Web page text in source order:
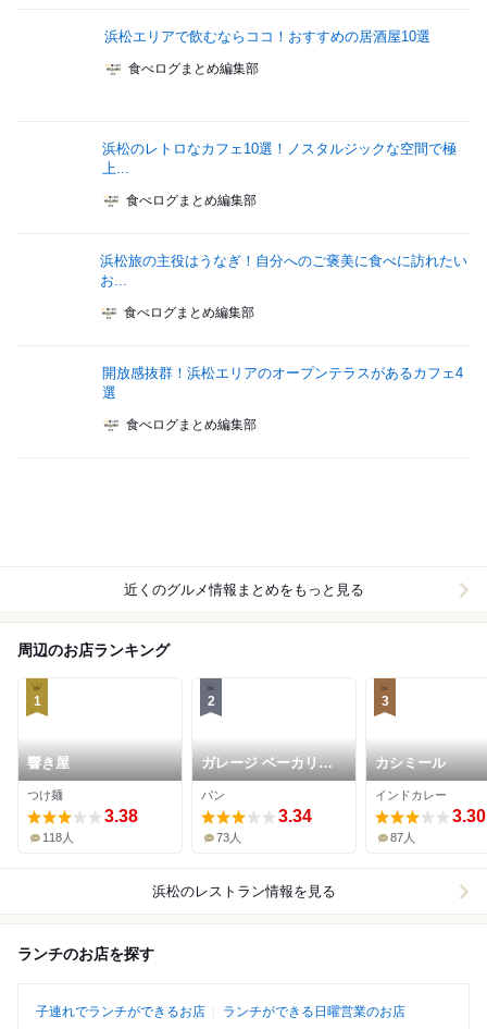
浜松エリアで飲むならココ！おすすめの居酒屋10選
食べログまとめ編集部
浜松のレトロなカフェ10選！ノスタルジックな空間で極
上...
食べログまとめ編集部
浜松旅の主役はうなぎ！自分へのご褒美に食べに訪れたい
お...
食べログまとめ編集部
開放感抜群！浜松エリアのオープンテラスがあるカフェ4
選
食べログまとめ編集部
近くのグルメ情報まとめをもっと見る
周辺のお店ランキング
1
響き屋
つけ麺
3.38
118人
2
ガレージ ベーカリー
アンドコーヒー
パン
3.34
73人
3
カシミール
インドカレー
3.30
87人
浜松のレストラン情報を見る
ランチのお店を探す
子連れでランチができるお店 ランチができる日曜営業のお店